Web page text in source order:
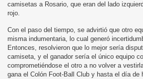
camisetas a Rosario, que eran del lado
rojo.
Con el paso del tiempo, se advirtió que otro
misma indumentaria, lo cual generó
Entonces, resolvieron que lo mejor sería
camiseta, y el ganador sería el único equipo
comprometiéndose el otro a no volver a
gana el Colón Foot-Ball Club y hasta el día de